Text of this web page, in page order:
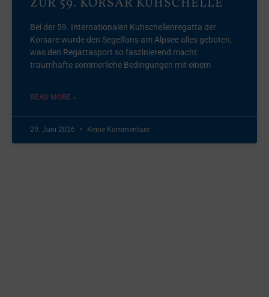
Bei der 59. Internationalen Kuhschellenregatta der
Korsare wurde den Segelfans am Alpsee alles geboten,
was den Regattasport so faszinierend macht:
traumhafte sommerliche Bedingungen mit einem
READ MORE »
29. Juni 2026 Keine Kommentare